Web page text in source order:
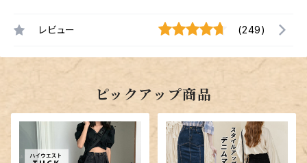
レビュー (249)
ピックアップ商品